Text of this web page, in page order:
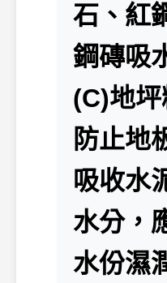
石、紅
鋼磚吸
(C)地
防止地
吸收水
水分，
水份濕